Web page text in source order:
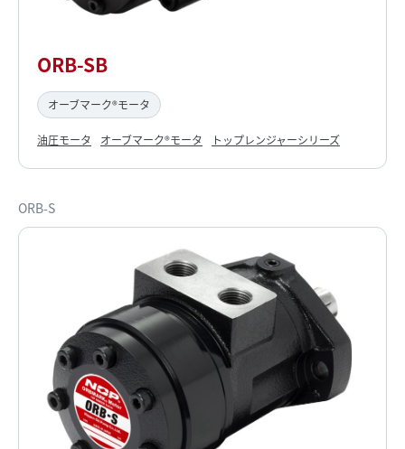
ORB-SB
オーブマーク®モータ
油圧モータ オーブマーク®モータ トップレンジャーシリーズ
ORB-S